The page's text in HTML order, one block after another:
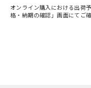
オンライン購入における出荷
格・納期の確認」画面にてご